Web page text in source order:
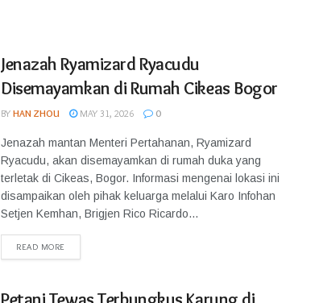
Jenazah Ryamizard Ryacudu
Disemayamkan di Rumah Cikeas Bogor
BY HAN ZHOU MAY 31, 2026 0
Jenazah mantan Menteri Pertahanan, Ryamizard
Ryacudu, akan disemayamkan di rumah duka yang
terletak di Cikeas, Bogor. Informasi mengenai lokasi ini
disampaikan oleh pihak keluarga melalui Karo Infohan
Setjen Kemhan, Brigjen Rico Ricardo...
READ MORE